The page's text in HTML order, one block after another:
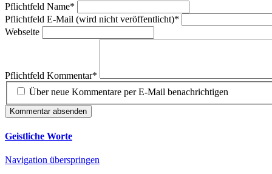
Pflichtfeld Name*
Pflichtfeld E-Mail (wird nicht veröffentlicht)*
Webseite
Pflichtfeld Kommentar*
Über neue Kommentare per E-Mail benachrichtigen
Kommentar absenden
Geistliche Worte
Navigation überspringen